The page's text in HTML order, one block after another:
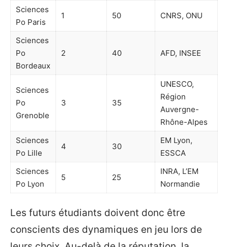
Sciences
Po Paris
1 50 CNRS, ONU
Sciences
Po
Bordeaux
2 40 AFD, INSEE
Sciences
Po
Grenoble
3 35
UNESCO,
Région
Auvergne-
Rhône-Alpes
Sciences
Po Lille
4 30
EM Lyon,
ESSCA
Sciences
Po Lyon
5 25
INRA, L’EM
Normandie
Les futurs étudiants doivent donc être
conscients des dynamiques en jeu lors de